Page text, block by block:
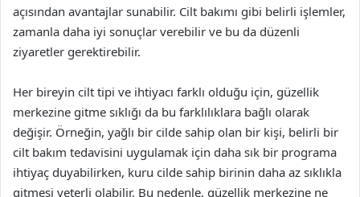
açısından avantajlar sunabilir. Cilt bakımı gibi belirli işlemler,
zamanla daha iyi sonuçlar verebilir ve bu da düzenli
ziyaretler gerektirebilir.
Her bireyin cilt tipi ve ihtiyacı farklı olduğu için, güzellik
merkezine gitme sıklığı da bu farklılıklara bağlı olarak
değişir. Örneğin, yağlı bir cilde sahip olan bir kişi, belirli bir
cilt bakım tedavisini uygulamak için daha sık bir programa
ihtiyaç duyabilirken, kuru cilde sahip birinin daha az sıklıkla
gitmesi yeterli olabilir. Bu nedenle, güzellik merkezine ne